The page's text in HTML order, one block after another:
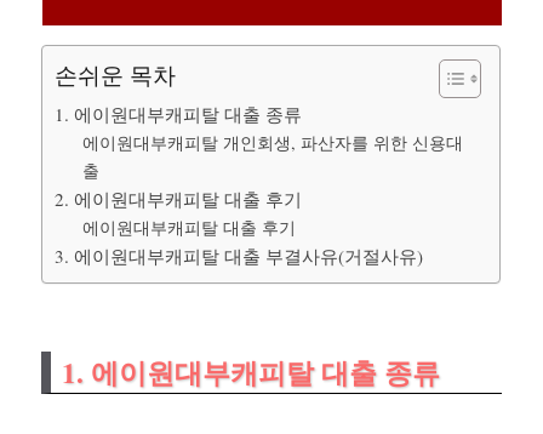
손쉬운 목차
1. 에이원대부캐피탈 대출 종류
에이원대부캐피탈 개인회생, 파산자를 위한 신용대
출
2. 에이원대부캐피탈 대출 후기
에이원대부캐피탈 대출 후기
3. 에이원대부캐피탈 대출 부결사유(거절사유)
1. 에이원대부캐피탈 대출 종류